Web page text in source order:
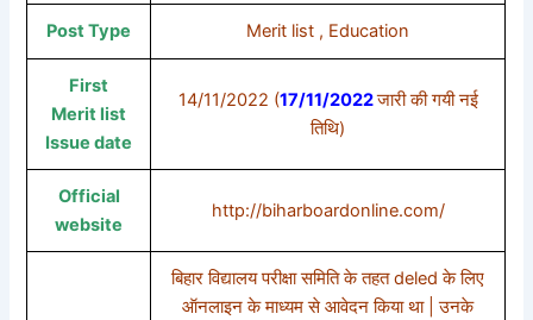
Post Type Merit list , Education
First
Merit list
Issue date
14/11/2022 (17/11/2022जारी की गयी नई
तिथि)
Official
website
http://biharboardonline.com/
बिहार विद्यालय परीक्षा समिति के तहत deled के लिए
ऑनलाइन के माध्यम से आवेदन किया था | उनके